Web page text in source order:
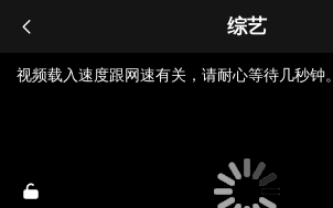
综艺
视频载入速度跟网速有关，请耐心等待几秒钟。
如果无法播放请重新刷新页面，或者切换线路。